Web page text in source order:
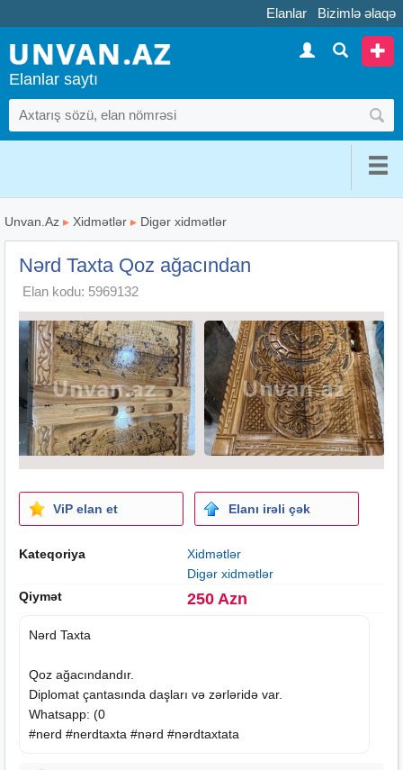
Elanlar Bizimlə əlaqə
Elanlar saytı
Unvan.Az ▸ Xidmətlər ▸ Digər xidmətlər
Nərd Taxta Qoz ağacından
Elan kodu: 5969132
ViP elan et Elanı irəli çək
Kateqoriya
Xidmətlər
Digər xidmətlər
Qiymət
250 Azn
Nərd Taxta
Qoz ağacındandır.
Diplomat çantasında daşları və zərləridə var.
Whatsapp: (0
#nerd #nerdtaxta #nərd #nərdtaxtata